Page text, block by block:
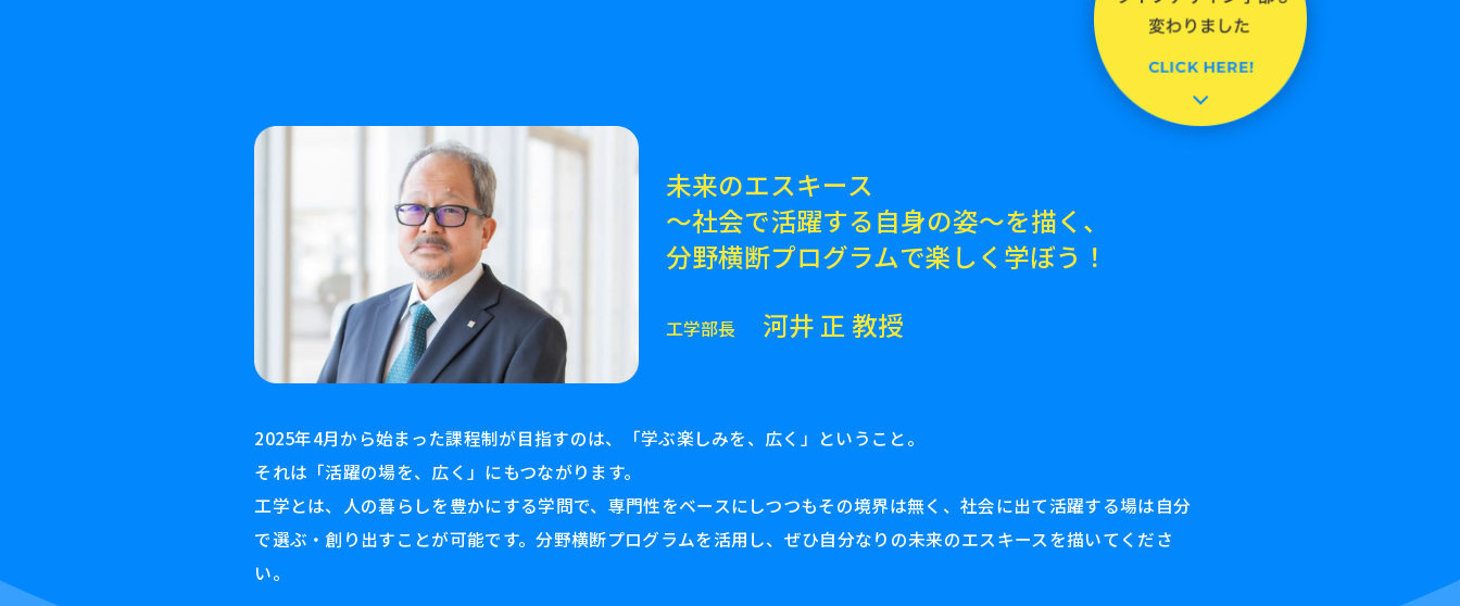
未来のエスキース
～社会で活躍する自身の姿～を描く、
分野横断プログラムで楽しく学ぼう！
工学部長 河井 正 教授
2025年4月から始まった課程制が目指すのは、「学ぶ楽しみを、広く」ということ。
それは「活躍の場を、広く」にもつながります。
工学とは、人の暮らしを豊かにする学問で、専門性をベースにしつつもその境界は無く、社会に出て活躍する場は自分
で選ぶ・創り出すことが可能です。分野横断プログラムを活用し、ぜひ自分なりの未来のエスキースを描いてくださ
い。